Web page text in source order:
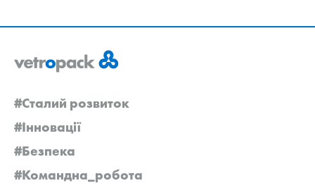
#Сталий розвиток
#Інновації
#Безпека
#Командна_робота